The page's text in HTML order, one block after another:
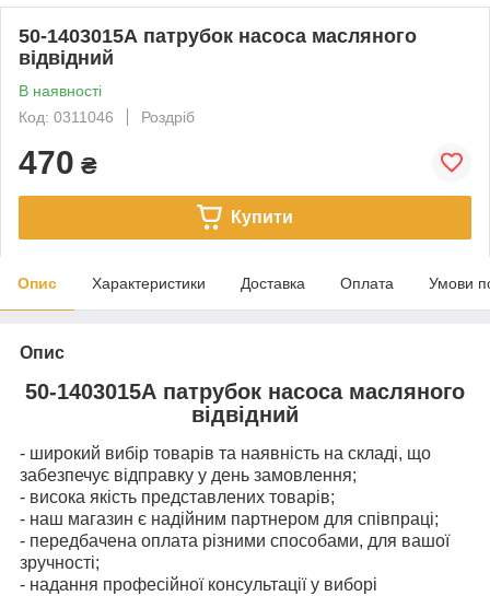
50-1403015А патрубок насоса масляного
відвідний
В наявності
Код: 0311046
Роздріб
470 ₴
Купити
Опис Характеристики Доставка Оплата Умови
Опис
50-1403015А патрубок насоса масляного
відвідний
- широкий вибір товарів та наявність на складі, що
забезпечує відправку у день замовлення;
- висока якість представлених товарів;
- наш магазин є надійним партнером для співпраці;
- передбачена оплата різними способами, для вашої
зручності;
- надання професійної консультації у виборі